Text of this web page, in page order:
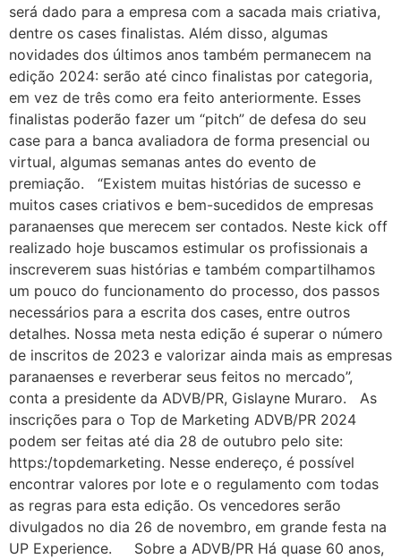
será dado para a empresa com a sacada mais criativa,
dentre os cases finalistas. Além disso, algumas
novidades dos últimos anos também permanecem na
edição 2024: serão até cinco finalistas por categoria,
em vez de três como era feito anteriormente. Esses
finalistas poderão fazer um “pitch” de defesa do seu
case para a banca avaliadora de forma presencial ou
virtual, algumas semanas antes do evento de
premiação. “Existem muitas histórias de sucesso e
muitos cases criativos e bem-sucedidos de empresas
paranaenses que merecem ser contados. Neste kick off
realizado hoje buscamos estimular os profissionais a
inscreverem suas histórias e também compartilhamos
um pouco do funcionamento do processo, dos passos
necessários para a escrita dos cases, entre outros
detalhes. Nossa meta nesta edição é superar o número
de inscritos de 2023 e valorizar ainda mais as empresas
paranaenses e reverberar seus feitos no mercado”,
conta a presidente da ADVB/PR, Gislayne Muraro. As
inscrições para o Top de Marketing ADVB/PR 2024
podem ser feitas até dia 28 de outubro pelo site:
https:/topdemarketing. Nesse endereço, é possível
encontrar valores por lote e o regulamento com todas
as regras para esta edição. Os vencedores serão
divulgados no dia 26 de novembro, em grande festa na
UP Experience. Sobre a ADVB/PR Há quase 60 anos,